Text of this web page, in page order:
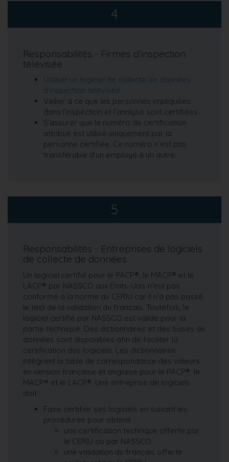
4
Responsabilités - Firmes d’inspection
télévisée
Utiliser un logiciel de collecte de données
d’inspection télévisée
Veiller à ce que les personnes impliquées
dans l’inspection et l’analyse sont certifiées
S’assurer que le numéro de certification
attribué est utilisé uniquement par la
personne certifiée. Ce numéro n’est pas
transférable d’un employé à un autre.
5
Responsabilités - Entreprises de logiciels
de collecte de données
Un logiciel certifié pour le PACP®, le MACP® et le
LACP® par NASSCO aux États-Unis n'est pas
conforme à la norme du CERIU car il n'a pas passé
le test de la validation du français. Toutefois, le
logiciel certifié par NASSCO est valide pour la
partie technique. Des dictionnaires et des bases de
données sont disponibles afin de faciliter la
certification des logiciels. Les dictionnaires
intègrent la table de correspondance des valeurs
en version française et anglaise pour le PACP®, le
MACP® et le LACP®. Une entreprise de logiciels
doit :
Faire certifier ses logiciels en suivant les
procédures pour obtenir :
une certification technique offerte par
le CERIU ou par NASSCO
une validation du français offerte